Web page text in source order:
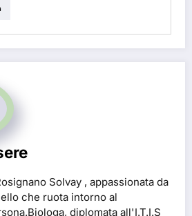
Solvay , appassionata da
che ruota intorno al
diplomata all'I.T.I.S